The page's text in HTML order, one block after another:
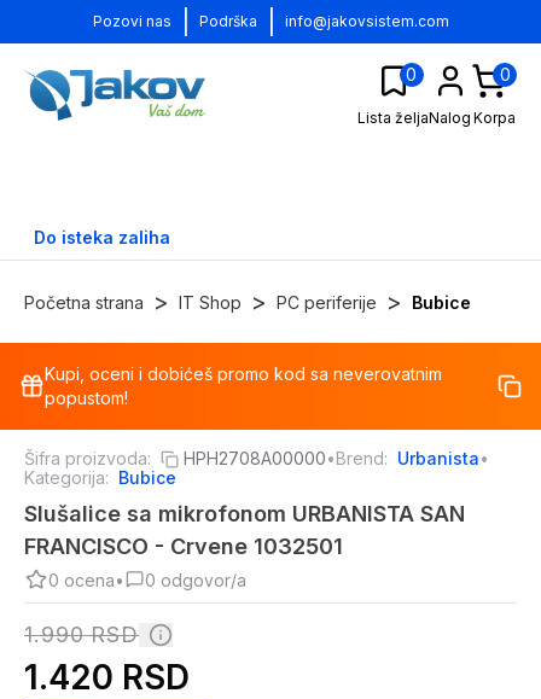
Pozovi nas Podrška info@jakovsistem.com
0
Lista željaNalog
0
Korpa
Do isteka zaliha
Početna strana > IT Shop > PC periferije > Bubice
%
Kupi, oceni i dobićeš promo kod sa neverovatnim
popustom!
Šifra proizvoda: HPH2708A00000•Brend: Urbanista•
Kategorija: Bubice
Slušalice sa mikrofonom URBANISTA SAN
FRANCISCO - Crvene 1032501
0 ocena• 0 odgovor/a
1.990RSD
1.420 RSD